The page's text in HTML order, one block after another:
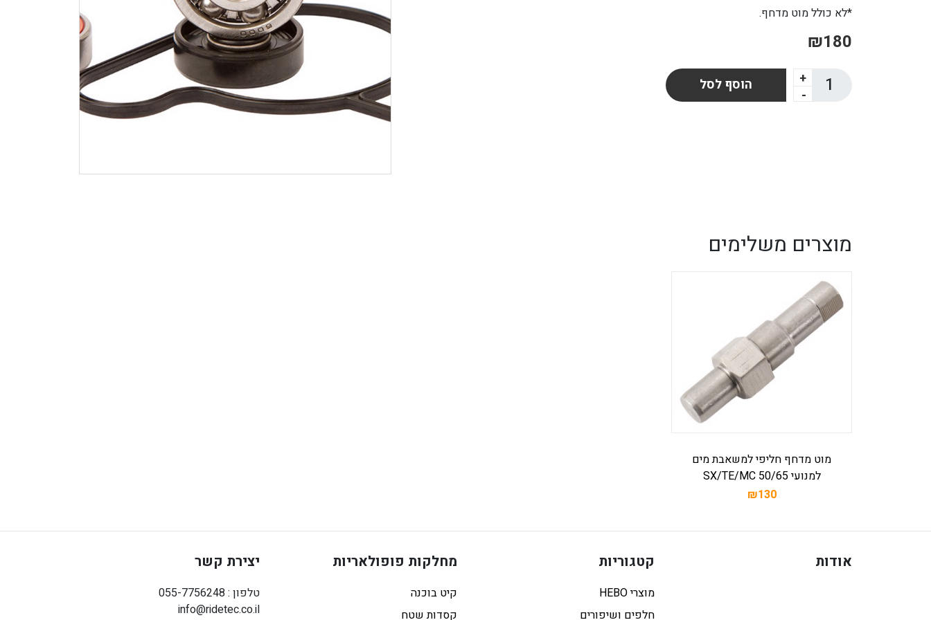
*לא כולל מוט מדחף.
₪180
+
-
הוסף לסל
מוצרים משלימים
מוט מדחף חליפי למשאבת מים
למנועי 50/65 SX/TE/MC
₪130
אודות קטגוריות
מוצרי HEBO
חלפים ושיפורים
מחלקות פופולאריות
קיט בוכנה
קסדות שטח
יצירת קשר
טלפון : 055-7756248
info@ridetec.co.il